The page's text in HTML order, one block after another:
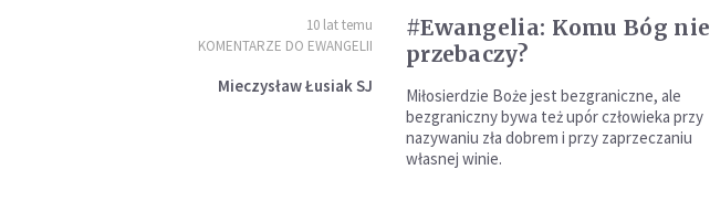
10 lat temu
KOMENTARZE DO EWANGELII
Mieczysław Łusiak SJ
#Ewangelia: Komu Bóg nie
przebaczy?
Miłosierdzie Boże jest bezgraniczne, ale
bezgraniczny bywa też upór człowieka przy
nazywaniu zła dobrem i przy zaprzeczaniu
własnej winie.